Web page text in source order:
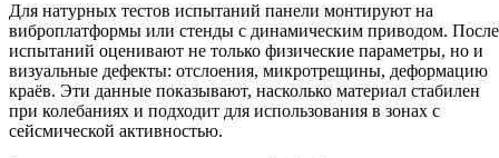
Для натурных тестов испытаний панели монтируют на
виброплатформы или стенды с динамическим приводом. После
испытаний оценивают не только физические параметры, но и
визуальные дефекты: отслоения, микротрещины, деформацию
краёв. Эти данные показывают, насколько материал стабилен
при колебаниях и подходит для использования в зонах с
сейсмической активностью.